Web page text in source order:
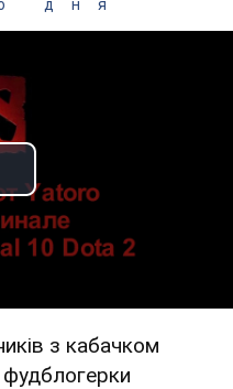
дня
Video
з кабачком
фудблогерки